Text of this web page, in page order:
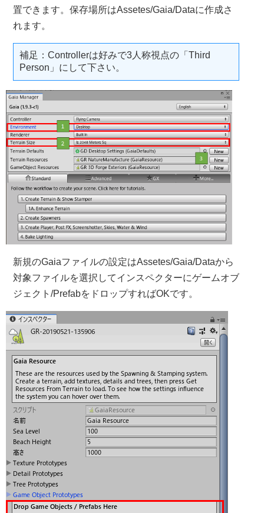
置できます。保存場所はAssetes/Gaia/Dataに作成さ
れます。
補足：Controllerは好みで3人称視点の「Third
Person」にして下さい。
新規のGaiaファイルの設定はAssetes/Gaia/Dataから
対象ファイルを選択してインスペクターにゲームオブ
ジェクト/PrefabをドロップすればOKです。